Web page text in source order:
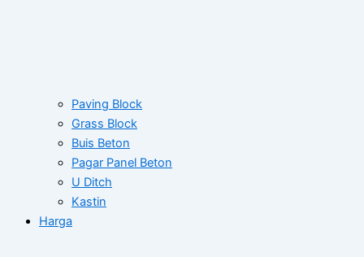
Paving Block
Grass Block
Buis Beton
Pagar Panel Beton
U Ditch
Kastin
Harga